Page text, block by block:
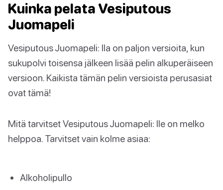
Kuinka pelata Vesiputous
Juomapeli
Vesiputous Juomapeli: lla on paljon versioita, kun
sukupolvi toisensa jälkeen lisää pelin alkuperäiseen
versioon. Kaikista tämän pelin versioista perusasiat
ovat tämä!
Mitä tarvitset Vesiputous Juomapeli: lle on melko
helppoa. Tarvitset vain kolme asiaa:
Alkoholipullo